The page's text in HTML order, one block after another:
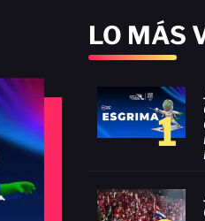
LO MÁS
1